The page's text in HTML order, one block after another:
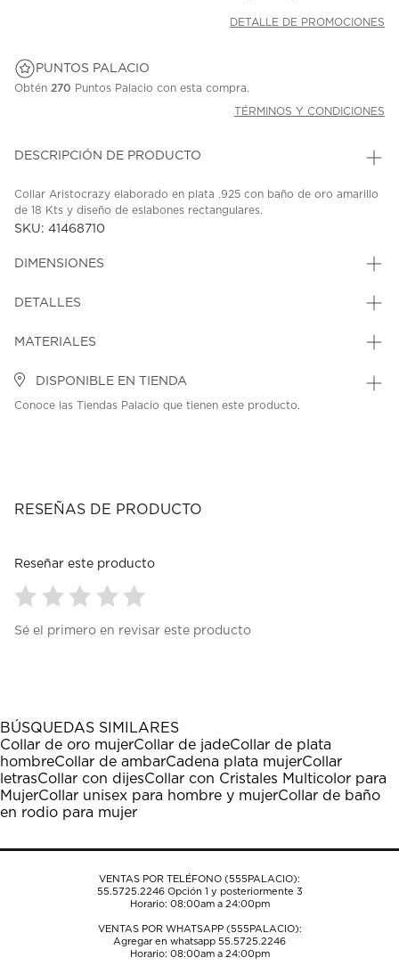
DETALLE DE PROMOCIONES
PUNTOS PALACIO
Obtén 270 Puntos Palacio con esta compra.
TÉRMINOS Y CONDICIONES
DESCRIPCIÓN DE PRODUCTO
Collar Aristocrazy elaborado en plata .925 con baño de oro amarillo
de 18 Kts y diseño de eslabones rectangulares.
SKU: 41468710
DIMENSIONES
DETALLES
MATERIALES
DISPONIBLE EN TIENDA
Conoce las Tiendas Palacio que tienen este producto.
RESEÑAS DE PRODUCTO
Reseñar este producto
para
1
estrella
Esta
acción
abrirá
el
formulario
envío.
para
estrellas.
Esta
acción
abrirá
el
formulario
envío.
para
estrellas.
Esta
acción
abrirá
el
formulario
envío.
para
estrellas.
Esta
acción
abrirá
el
formulario
envío.
para
estrellas.
Esta
acción
abrirá
el
formulario
envío.
Sé el primero en revisar este producto
BÚSQUEDAS SIMILARES
Collar de oro mujerCollar de jadeCollar de plata
hombreCollar de ambarCadena plata mujerCollar
letrasCollar con dijesCollar con Cristales Multicolor para
MujerCollar unisex para hombre y mujerCollar de baño
en rodio para mujer
VENTAS POR TELÉFONO (555PALACIO):
55.5725.2246Opción 1 y posteriormente 3
Horario: 08:00am a 24:00pm
VENTAS POR WHATSAPP (555PALACIO):
Agregar en whatsapp 55.5725.2246
Horario: 08:00am a 24:00pm